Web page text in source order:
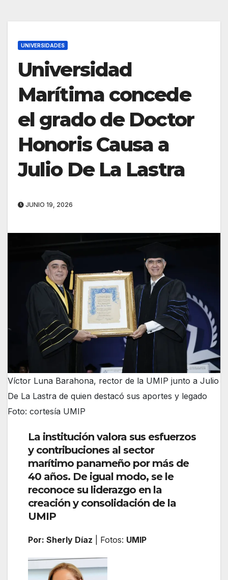
UNIVERSIDADES
Universidad
Marítima concede
el grado de Doctor
Honoris Causa a
Julio De La Lastra
JUNIO 19, 2026
Víctor Luna Barahona, rector de la UMIP junto a Julio
De La Lastra de quien destacó sus aportes y legado
Foto: cortesía UMIP
La institución valora sus esfuerzos
y contribuciones al sector
marítimo panameño por más de
40 años. De igual modo, se le
reconoce su liderazgo en la
creación y consolidación de la
UMIP
Por: Sherly Díaz | Fotos: UMIP